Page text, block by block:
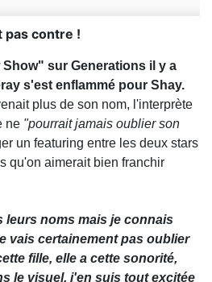
pas contre !
Show" sur Generations il y a
s'est enflammé pour Shay.
plus de son nom, l'interprète
ne "pourrait jamais oublier son
un featuring entre les deux stars
qu'on aimerait bien franchir
leurs noms mais je connais
vais certainement pas oublier
fille, elle a cette sonorité,
le visuel, j'en suis tout excitée